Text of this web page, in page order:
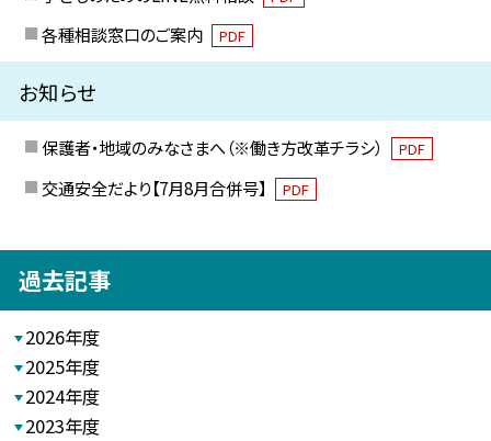
各種相談窓口のご案内 PDF
お知らせ
保護者・地域のみなさまへ（※働き方改革チラシ） PDF
交通安全だより【7月8月合併号】 PDF
過去記事
2026年度
2025年度
2024年度
2023年度